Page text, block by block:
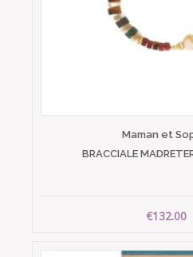
Maman et
BRACCIALE
€132.00